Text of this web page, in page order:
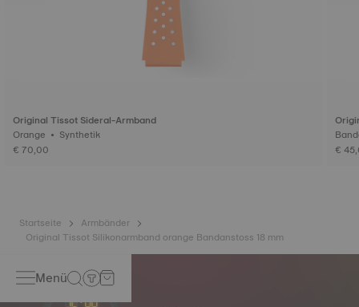
Original Tissot Sideral-Armband
Orange • Synthetik
€ 70,00
€
Startseite
Armbänder
Original Tissot Silikonarmband orange Bandanstoss 18 mm
Menü